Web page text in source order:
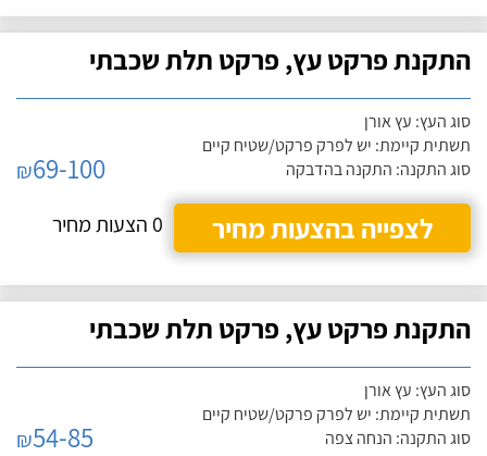
התקנת פרקט עץ, פרקט תלת שכבתי
סוג העץ: עץ אורן
תשתית קיימת: יש לפרק פרקט/שטיח קיים
סוג התקנה: התקנה בהדבקה
₪69-100
לצפייה בהצעות מחיר
0 הצעות מחיר
התקנת פרקט עץ, פרקט תלת שכבתי
סוג העץ: עץ אורן
תשתית קיימת: יש לפרק פרקט/שטיח קיים
סוג התקנה: הנחה צפה
₪54-85